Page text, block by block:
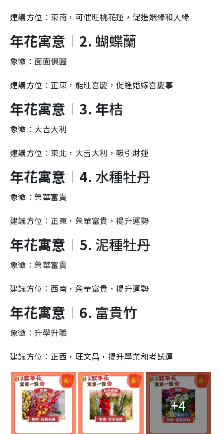
建議方位︰東南，可催旺桃花運，促進姻緣和人緣
年花寓意︱2. 蝴蝶蘭
象徵：面面俱圓
建議方位︰正東，能旺喜慶，促進婚嫁喜慶事
年花寓意︱3. 年桔
象徵：大吉大利
建議方位︰東北，大吉大利，吸引財運
年花寓意︱4. 水種牡丹
象徵：榮華富貴
建議方位︰正東，榮華富貴，提升運勢
年花寓意︱5. 泥種牡丹
象徵：榮華富貴
建議方位︰西南，榮華富貴，提升運勢
年花寓意︱6. 富貴竹
象徵：升學升職
建議方位︰正西，旺文昌，提升學業和考試運
+4